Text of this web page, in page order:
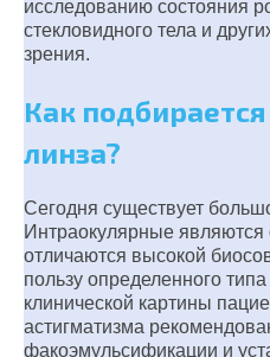
исследованию состояния
стекловидного тела и
зрения.
Как
линза?
Сегодня существует
Интраокулярные
отличаются высокой
пользу определенного
клинической картины
астигматизма
факоэмульсификации и